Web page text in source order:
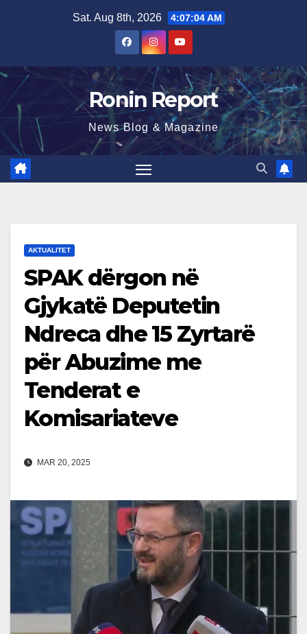
Sat. Aug 8th, 2026 4:07:05 AM
Ronin Report
News Blog & Magazine
AKTUALITET
SPAK dërgon në
Gjykatë Deputetin
Ndreca dhe 15 Zyrtarë
për Abuzime me
Tenderat e
Komisariateve
MAR 20, 2025